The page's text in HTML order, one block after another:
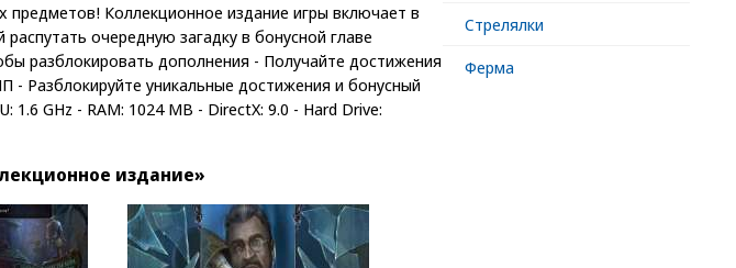
Коллекционное издание игры включает в
очередную загадку в бонусной главе
разблокировать дополнения - Получайте достижения
- Разблокируйте уникальные достижения и бонусный
1.6 GHz - RAM: 1024 MB - DirectX: 9.0 - Hard Drive:
издание»
Стрелялки
Ферма